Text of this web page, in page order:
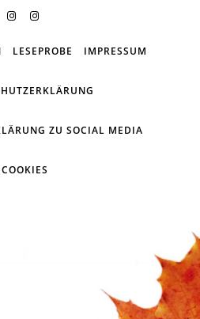
LESEPROBE IMPRESSUM
ZU SOCIAL MEDIA
COOKIES